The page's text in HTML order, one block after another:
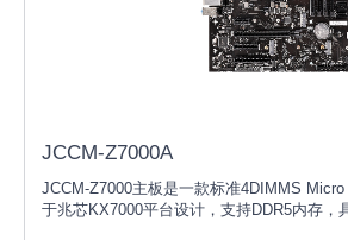
JCCM-Z7000A
JCCM-Z7000主板是一款标准4DIMMS
于兆芯KX7000平台设计，支持DDR5内存，